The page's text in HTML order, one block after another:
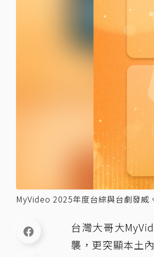
MyVideo 2025年度台綜與台劇發
台灣大哥大
襲，更突顯本土